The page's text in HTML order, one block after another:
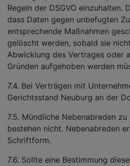
Regeln der DSGVO einzuhalten.
dass Daten gegen unbefugten
entsprechende Maßnahmen
gelöscht werden, sobald sie
Abwicklung des Vertrages oder
Gründen aufgehoben werden
7.4. Bei Verträgen mit
Gerichtsstand Neuburg an der
7.5. Mündliche Nebenabreden
bestehen nicht. Nebenabreden
Schriftform.
7.6. Sollte eine Bestimmung